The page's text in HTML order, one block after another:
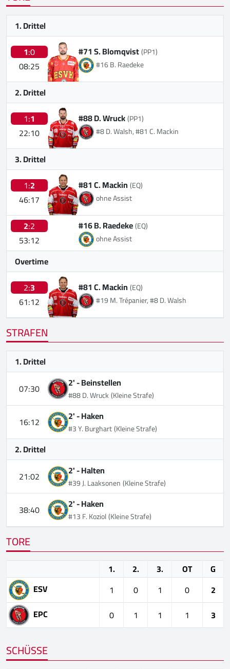
1. Drittel
1:0
08:25
#71 S. Blomqvist(PP1)
#16 B. Raedeke
2. Drittel
1:1
22:10
#88 D. Wruck(PP1)
#8 D. Walsh, #81 C. Mackin
3. Drittel
1:2
46:17
#81 C. Mackin(EQ)
ohne Assist
2:2
53:12
#16 B. Raedeke(EQ)
ohne Assist
Overtime
2:3
61:12
#81 C. Mackin(EQ)
#19 M. Trépanier, #8 D. Walsh
STRAFEN
1. Drittel
07:30
2' -Beinstellen
#88 D. Wruck(Kleine Strafe)
16:12 2' -Haken
#3 Y. Burghart(Kleine Strafe)
2. Drittel
21:02
2' -Halten
#39 J. Laaksonen(Kleine Strafe)
38:40 2' -Haken
#13 F. Koziol(Kleine Strafe)
TORE
1. 2. 3. OT
G
ESV
1 0 1 0
2
EPC
0 1 1 1 3
SCHÜSSE